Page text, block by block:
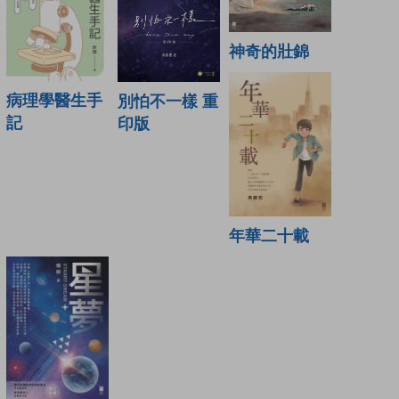
病理學醫生手
記
別怕不一樣 重
印版
神奇的壯錦
年華二十載